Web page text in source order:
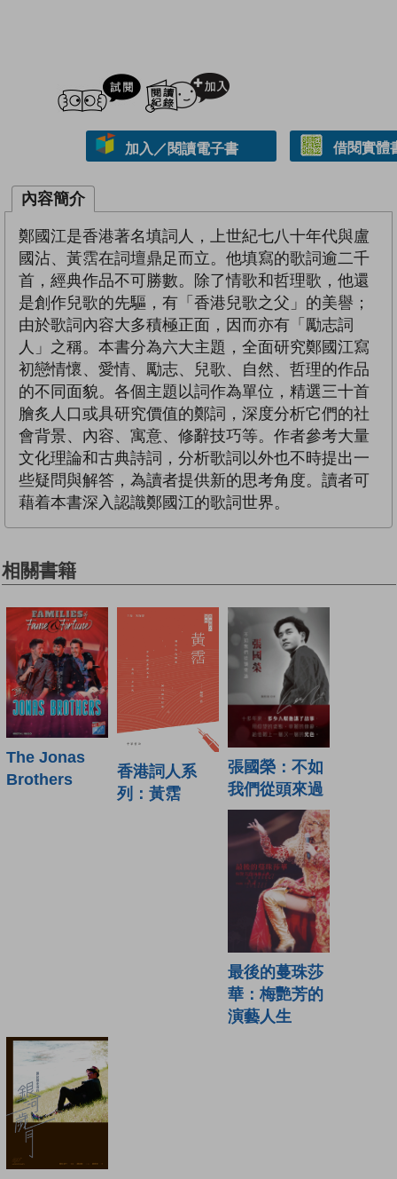
試閲
加入／閱讀電子書 借閱實體
內容簡介
鄭國江是香港著名填詞人，上世紀七八十年代與盧
國沾、黃霑在詞壇鼎足而立。他填寫的歌詞逾二千
首，經典作品不可勝數。除了情歌和哲理歌，他還
是創作兒歌的先驅，有「香港兒歌之父」的美譽；
由於歌詞內容大多積極正面，因而亦有「勵志詞
人」之稱。本書分為六大主題，全面研究鄭國江寫
初戀情懷、愛情、勵志、兒歌、自然、哲理的作品
的不同面貌。各個主題以詞作為單位，精選三十首
膾炙人口或具研究價值的鄭詞，深度分析它們的社
會背景、內容、寓意、修辭技巧等。作者參考大量
文化理論和古典詩詞，分析歌詞以外也不時提出一
些疑問與解答，為讀者提供新的思考角度。讀者可
藉着本書深入認識鄭國江的歌詞世界。
相關書籍
The Jonas
Brothers
香港詞人系
列：黃霑
張國榮：不如
我們從頭來過
最後的蔓珠莎
華：梅艷芳的
演藝人生